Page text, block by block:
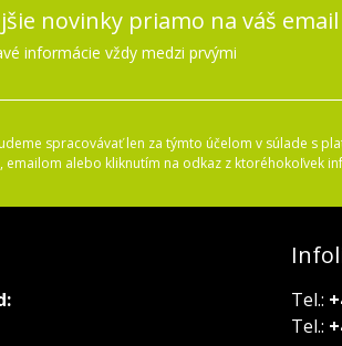
novinky priamo na váš email
informácie vždy medzi prvými
spracovávať len za týmto účelom v súlade s
alebo kliknutím na odkaz z ktoréhokoľvek
Tel.:
Tel.: